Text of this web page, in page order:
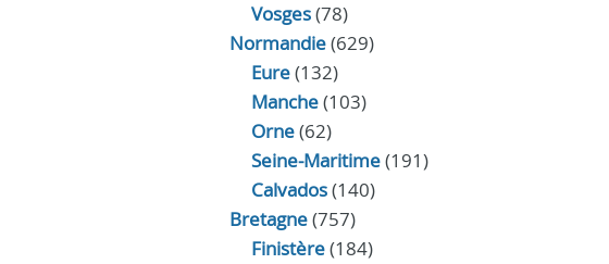
Vosges(78)
Normandie(629)
Eure(132)
Manche(103)
Orne(62)
Seine-Maritime(191)
Calvados(140)
Bretagne(757)
Finistère(184)